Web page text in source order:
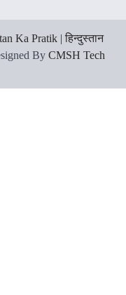
Ka Pratik | हिन्दुस्तान
By CMSH Tech